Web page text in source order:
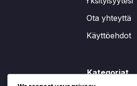
Ota yhteyttä
Käyttöehdot
Kategoriat